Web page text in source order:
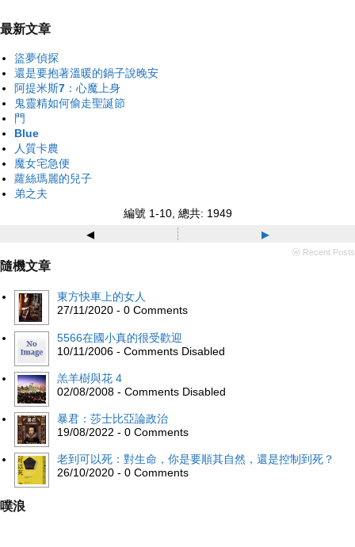
最新文章
盜夢偵探
還是要抱著溫暖的鍋子說晚安
阿提米斯7：心魔上身
鬼靈精如何偷走聖誕節
門
Blue
人質卡農
魔女宅急便
蘿絲瑪麗的兒子
弟之夫
編號 1-10, 總共: 1949
◂ ▸
ⓦ Recent Posts
隨機文章
東方快車上的女人
27/11/2020 - 0 Comments
5566在國小真的很受歡迎
10/11/2006 - Comments Disabled
羔羊樹與花 4
02/08/2008 - Comments Disabled
暴君：莎士比亞論政治
19/08/2022 - 0 Comments
老到可以死：對生命，你是要順其自然，還是控制到死？
26/10/2020 - 0 Comments
噗浪